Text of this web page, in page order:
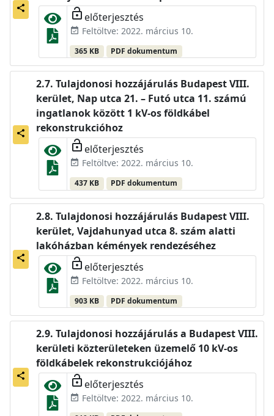
share lock_open előterjesztés
event_available Feltöltve: 2022. március 10.
365 KB PDF dokumentum
share
Tulajdonosi hozzájárulás Budapest VIII.
kerület, Nap utca 21. – Futó utca 11. számú
ingatlanok között 1 kV-os földkábel
rekonstrukcióhoz
lock_open előterjesztés
event_available Feltöltve: 2022. március 10.
437 KB PDF dokumentum
share
Tulajdonosi hozzájárulás Budapest VIII.
kerület, Vajdahunyad utca 8. szám alatti
lakóházban kémények rendezéséhez
lock_open előterjesztés
event_available Feltöltve: 2022. március 10.
903 KB PDF dokumentum
share
Tulajdonosi hozzájárulás a Budapest VIII.
kerületi közterületeken üzemelő 10 kV-os
földkábelek rekonstrukciójához
lock_open előterjesztés
event_available Feltöltve: 2022. március 10.